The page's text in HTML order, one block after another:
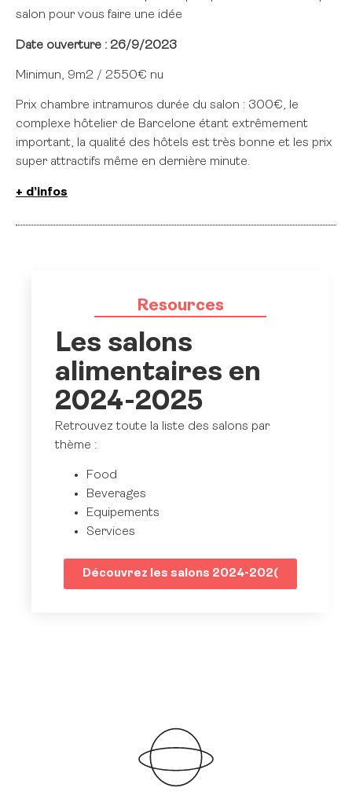
salon pour vous faire une idée
Date ouverture : 26/9/2023
Minimun, 9m2 / 2550€ nu
Prix chambre intramuros durée du salon : 300€, le
complexe hôtelier de Barcelone étant extrêmement
important, la qualité des hôtels est très bonne et les prix
super attractifs même en dernière minute.
+ d’infos
Resources
Les salons
alimentaires en
2024-2025
Retrouvez toute la liste des salons par
thème :
Food
Beverages
Equipements
Services
Découvrez les salons 2024-202(